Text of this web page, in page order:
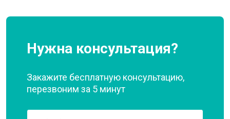
Нужна консультация?
Закажите бесплатную консультацию,
перезвоним за 5 минут